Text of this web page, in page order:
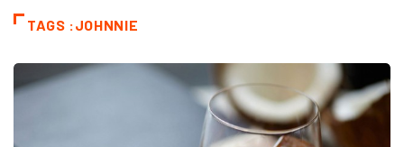
TAGS :JOHNNIE